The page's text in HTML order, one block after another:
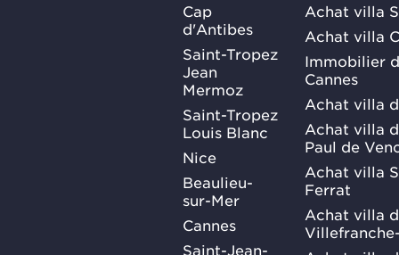
Cap
d'Antibes
Saint-Tropez
Jean
Mermoz
Saint-Tropez
Louis Blanc
Nice
Beaulieu-
sur-Mer
Cannes
Saint-Jean-
Achat villa
Achat villa
Immobilier
Cannes
Achat villa
Achat villa
Paul de
Achat villa
Ferrat
Achat villa